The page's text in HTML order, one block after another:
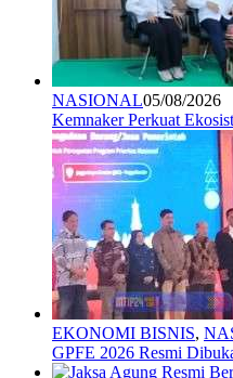
NASIONAL05/08/2026
Kemnaker Perkuat
EKONOMI BISNIS,
GPFE 2026 Resmi